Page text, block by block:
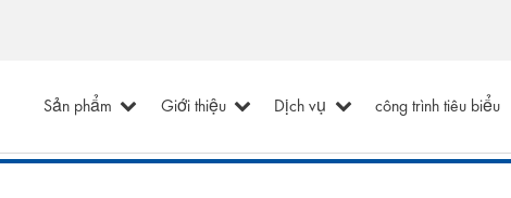
Sản phẩm Giới thiệu Dịch vụ công trình tiêu biểu